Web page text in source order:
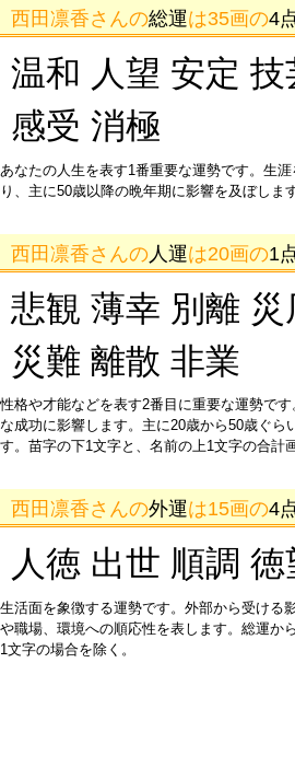
西田凛香さんの総運は35画の4
温和 人望 安定
感受 消極
あなたの人生を表す1番重要な運勢です。生
り、主に50歳以降の晩年期に影響を及ぼしま
西田凛香さんの 人運は20画の1
悲観 薄幸 別離
災難 離散 非業
性格や才能などを表す2番目に重要な運勢で
な成功に影響します。主に20歳から50歳ぐら
す。苗字の下1文字と、名前の上1文字の合計画
西田凛香さんの外運は15画の4
人徳 出世 順調
生活面を象徴する運勢です。外部から受ける
や職場、環境への順応性を表します。総運か
1文字の場合を除く。